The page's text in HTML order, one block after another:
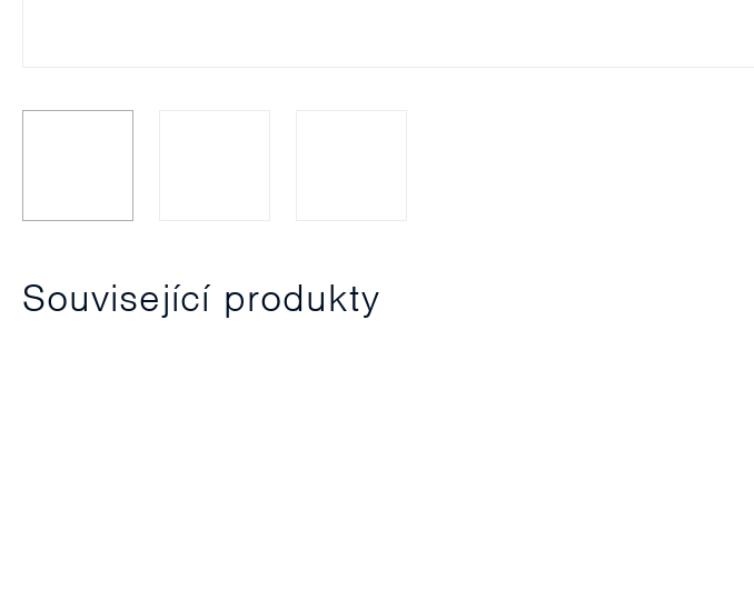
Související produkty